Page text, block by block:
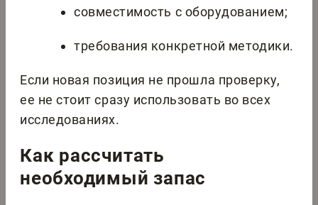
совместимость с оборудованием;
требования конкретной методики.
Если новая позиция не прошла проверку,
ее не стоит сразу использовать во всех
исследованиях.
Как рассчитать
необходимый запас